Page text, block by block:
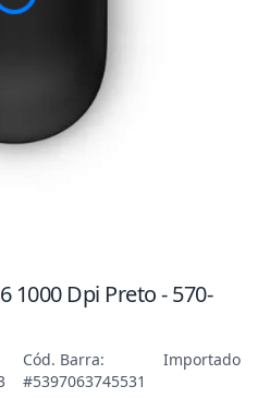
1000 Dpi Preto - 570-
Cód. Barra:
#5397063745531
Importado